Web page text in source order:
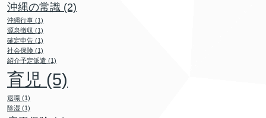
沖縄の常識 (2)
沖縄行事 (1)
源泉徴収 (1)
確定申告 (1)
社会保険 (1)
紹介予定派遣 (1)
育児 (5)
退職 (1)
除湿 (1)